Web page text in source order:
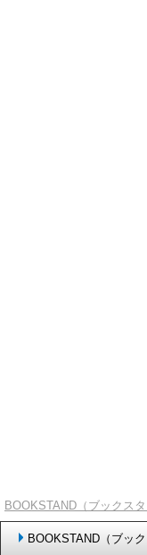
BOOKSTAND（ブックスタ
BOOKSTAND（ブッ